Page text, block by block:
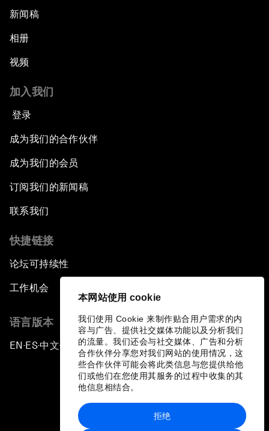
本网站使用 cookie
我们使用 Cookie 来制作贴合用户需求的内
容与广告、提供社交媒体功能以及分析我们
的流量。我们还会与社交媒体、广告和分析
合作伙伴分享您对我们网站的使用情况，这
些合作伙伴可能会将此类信息与您提供给他
们或他们在您使用其服务的过程中收集的其
他信息相结合。
拒绝
新闻稿
相册
视频
加入我们
登录
成为我们的合作伙伴
成为我们的会员
订阅我们的新闻稿
联系我们
快捷链接
论坛可持续性
工作机会
语言版本
EN ▪ ES▪中文▪ 日本語